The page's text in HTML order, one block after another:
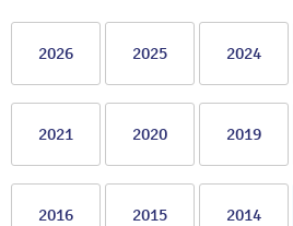
2026 2025 2024
2021 2020 2019
2016 2015 2014